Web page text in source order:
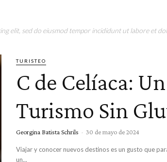
elit, sed do eiusmod tempor incididunt ut labore et
TURISTEO
C de Celíaca: Un
Turismo Sin
Georgina Batista Schrils - 30 de mayo de 2024
Viajar y conocer nuevos destinos es un gusto que
un...